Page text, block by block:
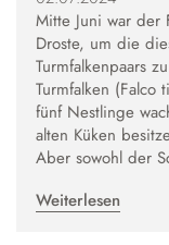
Mitte Juni war der
Droste, um die
Turmfalkenpaars
Turmfalken (Falco
fünf Nestlinge
alten Küken
Aber sowohl der
Weiterlesen